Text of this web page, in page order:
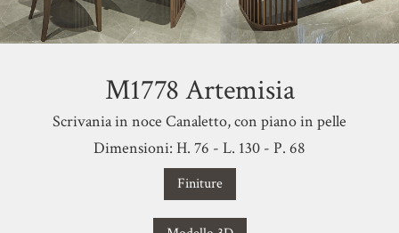
M1778 Artemisia
Scrivania in noce Canaletto, con piano in pelle
Dimensioni: H. 76 - L. 130 - P. 68
Finiture